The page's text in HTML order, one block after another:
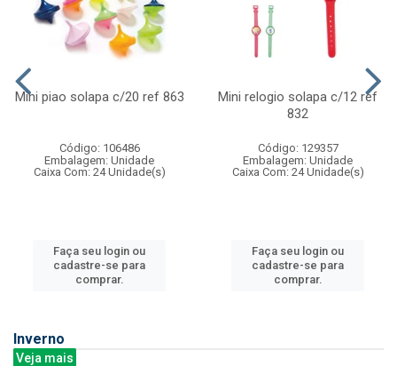
Mini piao solapa c/20 ref 863
Código: 106486
Embalagem: Unidade
Caixa Com: 24 Unidade(s)
Faça seu login ou
cadastre-se para
comprar.
Mini relogio solapa c/12 ref
832
Código: 129357
Embalagem: Unidade
Caixa Com: 24 Unidade(s)
Faça seu login ou
cadastre-se para
comprar.
Inverno
Veja mais